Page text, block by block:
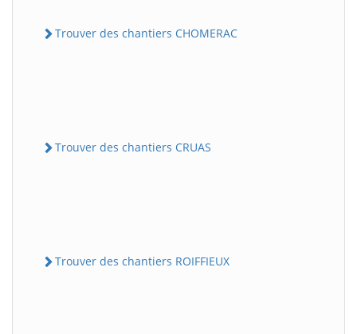
Trouver des chantiers CHOMERAC
Trouver des chantiers CRUAS
Trouver des chantiers ROIFFIEUX